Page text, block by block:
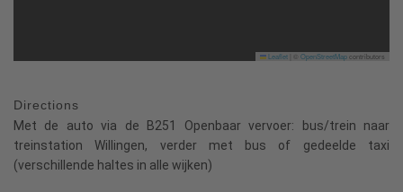
Leaflet OpenStreetMapcontributors
Directions
Met de auto via de B251 Openbaar vervoer: bus/trein naar
treinstation Willingen, verder met bus of gedeelde taxi
(verschillende haltes in alle wijken)